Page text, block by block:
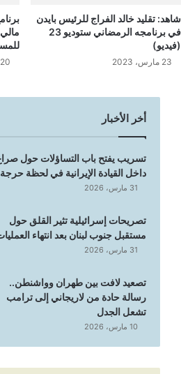
شاهد: تقليد خالد الفراج للرئيس بايدن
في برنامجه الرمضاني ستوديو 23
(فيديو)
23 مارس، 2023 20 فبراير، 2023
أخر الأخبار
تسريب يفتح باب التساؤلات حول
داخل القيادة الإيرانية في لحظة حرجة
31 مارس، 2026
تصريحات إسرائيلية تثير القلق حول
مستقبل جنوب لبنان بعد انتهاء
31 مارس، 2026
تصعيد لافت بين طهران وواشنطن..
رسالة حادة من لاريجاني إلى ترامب
تشعل الجدل
10 مارس، 2026